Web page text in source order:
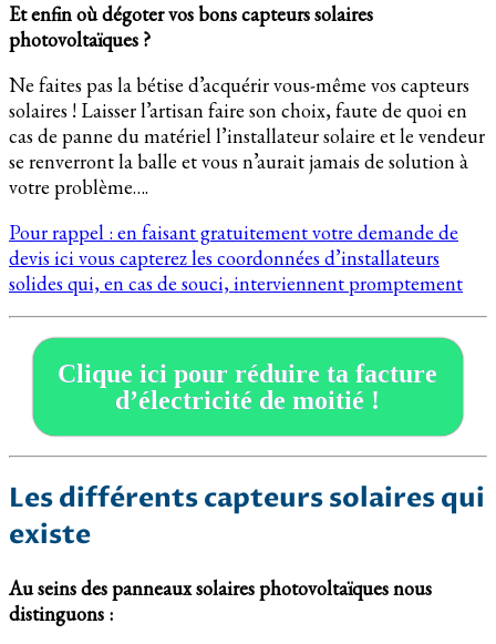
Et enfin où dégoter vos bons capteurs solaires
photovoltaïques ?
Ne faites pas la bétise d’acquérir vous-même vos capteurs
solaires ! Laisser l’artisan faire son choix, faute de quoi en
cas de panne du matériel l’installateur solaire et le vendeur
se renverront la balle et vous n’aurait jamais de solution à
votre problème….
Pour rappel : en faisant gratuitement votre demande de
devis ici vous capterez les coordonnées d’installateurs
solides qui, en cas de souci, interviennent promptement
Clique ici pour réduire ta facture
d’électricité de moitié !
Les différents capteurs solaires qui
existe
Au seins des panneaux solaires photovoltaïques nous
distinguons :